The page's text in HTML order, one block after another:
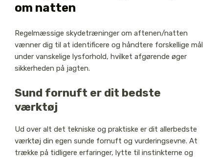
om natten
Regelmæssige skydetræninger om aftenen/natten
vænner dig til at identificere og håndtere forskellige mål
under vanskelige lysforhold, hvilket afgørende øger
sikkerheden på jagten.
Sund fornuft er dit bedste
værktøj
Ud over alt det tekniske og praktiske er dit allerbedste
værktøj din egen sunde fornuft og vurderingsevne. At
trække på tidligere erfaringer, lytte til instinkterne og